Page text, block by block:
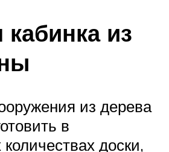
из
из дерева
в
доски,